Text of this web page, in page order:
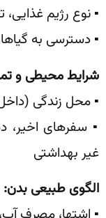
▪️ نوع رژیم غذایی،
▪️ دسترسی به
شرایط محیطی و
▪️ محل زندگی (داخل
▪️ سفرهای اخیر،
غیر بهداشتی
الگوی طبیعی بدن: